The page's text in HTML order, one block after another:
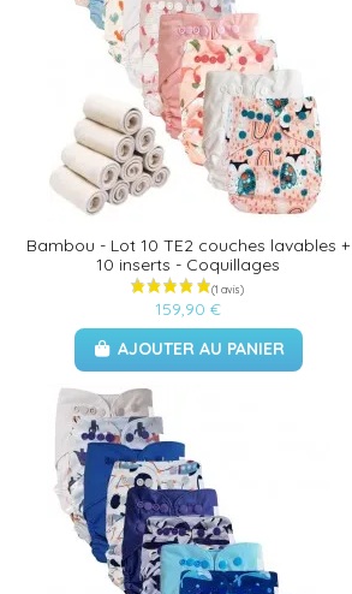
Bambou - Lot 10 TE2 couches lavables +
10 inserts - Coquillages
159,90 €
AJOUTER AU PANIER